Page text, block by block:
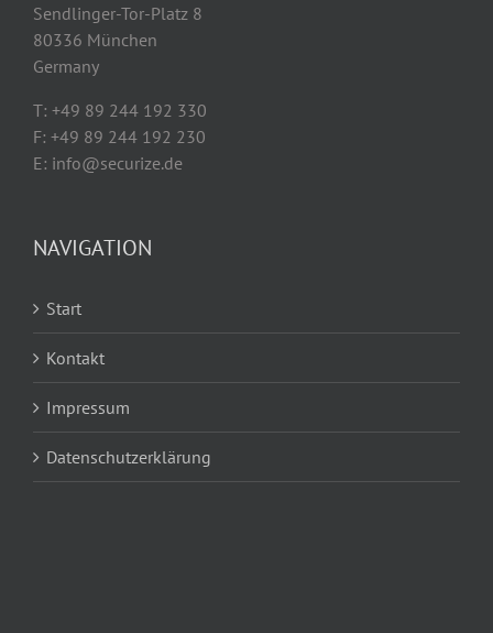
Sendlinger-Tor-Platz 8
80336 München
Germany
T: +49 89 244 192 330
F: +49 89 244 192 230
E: info@securize.de
NAVIGATION
Start
Kontakt
Impressum
Datenschutzerklärung